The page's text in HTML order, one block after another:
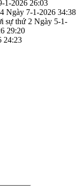
1-2026 26:03
Ngày 7-1-2026 34:38
sự thứ 2 Ngày 5-1-
29:20
24:23